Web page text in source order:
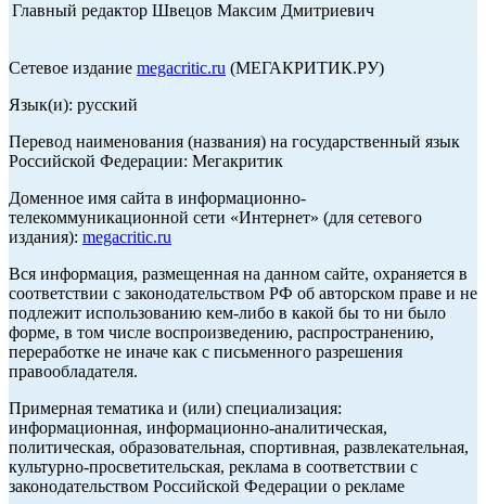
Главный редактор Швецов Максим Дмитриевич
Сетевое издание megacritic.ru (МЕГАКРИТИК.РУ)
Язык(и): русский
Перевод наименования (названия) на государственный язык
Российской Федерации: Мегакритик
Доменное имя сайта в информационно-
телекоммуникационной сети «Интернет» (для сетевого
издания): megacritic.ru
Вся информация, размещенная на данном сайте, охраняется в
соответствии с законодательством РФ об авторском праве и не
подлежит использованию кем-либо в какой бы то ни было
форме, в том числе воспроизведению, распространению,
переработке не иначе как с письменного разрешения
правообладателя.
Примерная тематика и (или) специализация:
информационная, информационно-аналитическая,
политическая, образовательная, спортивная, развлекательная,
культурно-просветительская, реклама в соответствии с
законодательством Российской Федерации о рекламе